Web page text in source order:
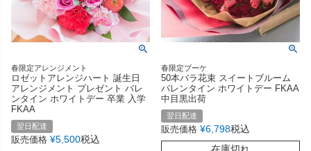
春限定アレンジメント
ロゼットアレンジハート 誕生日
アレンジメント プレゼント バレ
ンタイン ホワイトデー 卒業 入学
FKAA
翌日配達
販売価格 ¥5,500税込
春限定ブーケ
50本バラ花束 スイートブルーム
バレンタイン ホワイトデー FKAA
中目黒出荷
翌日配達
販売価格 ¥6,798税込
在庫切れ